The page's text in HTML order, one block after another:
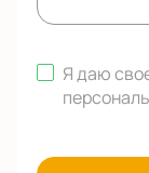
Я даю